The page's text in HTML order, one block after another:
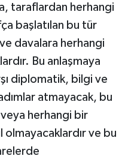
taraflardan herhangi
başlatılan bu tür
davalara herhangi
Bu anlaşmaya
diplomatik, bilgi ve
atmayacak, bu
herhangi bir
ve bu